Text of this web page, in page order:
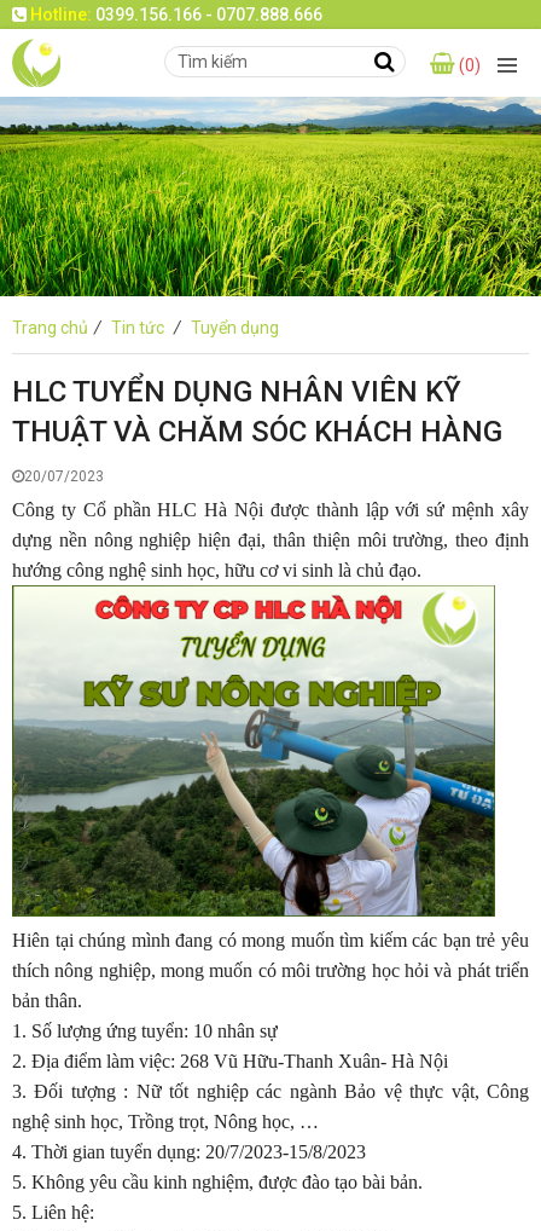
Hotline: 0399.156.166 - 0707.888.666
(0)
Trang chủ / Tin tức / Tuyển dụng
HLC TUYỂN DỤNG NHÂN VIÊN KỸ
THUẬT VÀ CHĂM SÓC KHÁCH HÀNG
20/07/2023
Công ty Cổ phần HLC Hà Nội được thành lập với sứ mệnh xây
dựng nền nông nghiệp hiện đại, thân thiện môi trường, theo định
hướng công nghệ sinh học, hữu cơ vi sinh là chủ đạo.
Hiên tại chúng mình đang có mong muốn tìm kiếm các bạn trẻ yêu
thích nông nghiệp, mong muốn có môi trường học hỏi và phát triển
bản thân.
1. Số lượng ứng tuyển: 10 nhân sự
2. Địa điểm làm việc: 268 Vũ Hữu-Thanh Xuân- Hà Nội
3. Đối tượng : Nữ tốt nghiệp các ngành Bảo vệ thực vật, Công
nghệ sinh học, Trồng trọt, Nông học, …
4. Thời gian tuyển dụng: 20/7/2023-15/8/2023
5. Không yêu cầu kinh nghiệm, được đào tạo bài bản.
5. Liên hệ: